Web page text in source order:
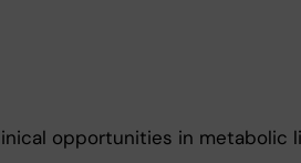
opportunities in metabolic